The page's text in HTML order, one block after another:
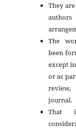
They
The
been
except
or as
journal.
That